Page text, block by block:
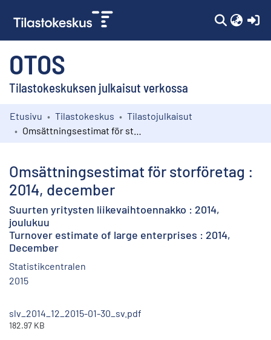
OTOS
Tilastokeskuksen julkaisut verkossa
Kokoelmat
Etusivu Tilastokeskus
Tilastojulkaisut
Omsättningsestimat för storföretag :
2014, december
Suurten yritysten liikevaihtoennakko : 2014,
joulukuu
Turnover estimate of large enterprises : 2014,
December
Statistikcentralen
2015
slv_2014_12_2015-01-30_sv.pdf
182.97 KB